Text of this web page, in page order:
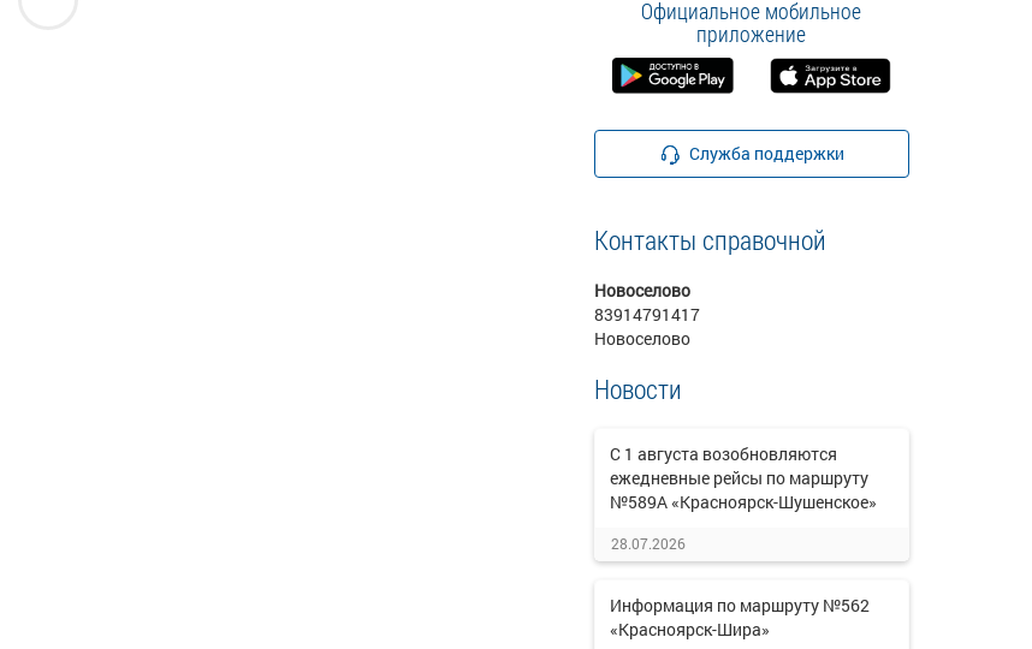
Официальное мобильное
приложение
Служба поддержки
Контакты справочной
Новоселово
83914791417
Новоселово
Новости
С 1 августа возобновляются
ежедневные рейсы по маршруту
№589А «Красноярск-Шушенское»
28.07.2026
Информация по маршруту №562
«Красноярск-Шира»